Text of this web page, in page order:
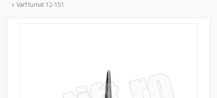
Varf turnat 12-151